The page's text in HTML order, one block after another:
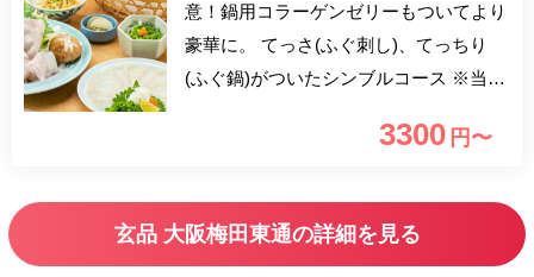
意！鍋用コラーゲンゼリーもついてより
豪華に。 てっさ(ふぐ刺し)、てっちり
(ふぐ鍋)がついたシンブルコース ※当日
3300 円〜
玄品 大阪梅田東通の詳細を見る